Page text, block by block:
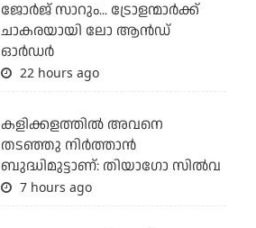
ജോര്‍ജ് സാറും... ട്രോളന്മാര്‍ക്ക്
ചാകരയായി ലോ ആന്‍ഡ്
ഓര്‍ഡര്‍
22 hours ago
കളിക്കളത്തില്‍ അവനെ
തടഞ്ഞു നിര്‍ത്താന്‍
ബുദ്ധിമുട്ടാണ്: തിയാഗോ സില്‍വ
7 hours ago